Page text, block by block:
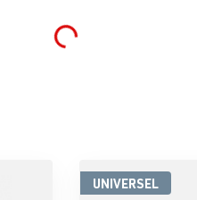
Loading...
UNIVERSEL